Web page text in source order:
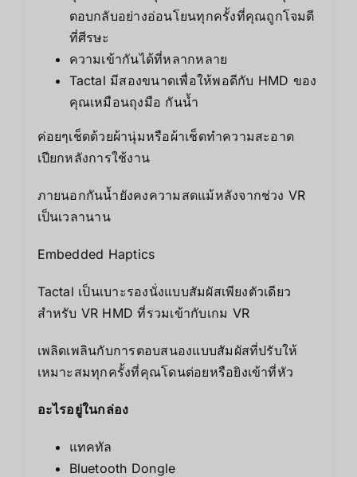
ตอบกลับอย่างอ่อนโยนทุกครั้งที่คุณถูกโจมตี
ที่ศีรษะ
ความเข้ากันได้ที่หลากหลาย
Tactal มีสองขนาดเพื่อให้พอดีกับ HMD ของ
คุณเหมือนถุงมือ กันน้ำ
ค่อยๆเช็ดด้วยผ้านุ่มหรือผ้าเช็ดทำความสะอาด
เปียกหลังการใช้งาน
ภายนอกกันน้ำยังคงความสดแม้หลังจากช่วง VR
เป็นเวลานาน
Embedded Haptics
Tactal เป็นเบาะรองนั่งแบบสัมผัสเพียงตัวเดียว
สำหรับ VR HMD ที่รวมเข้ากับเกม VR
เพลิดเพลินกับการตอบสนองแบบสัมผัสที่ปรับให้
เหมาะสมทุกครั้งที่คุณโดนต่อยหรือยิงเข้าที่หัว
อะไรอยู่ในกล่อง
แทคทัล
Bluetooth Dongle